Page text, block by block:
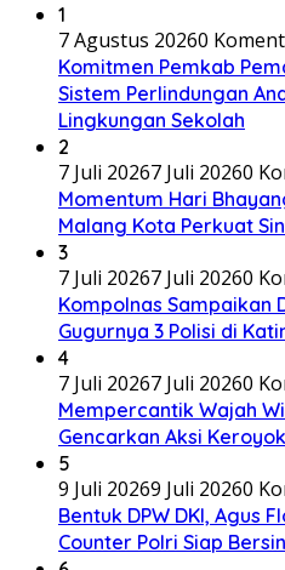
1
7 Agustus 20260
Komitmen Pemkab
Sistem Perlindungan
Lingkungan Sekolah
2
7 Juli 20267 Juli 20260
Momentum Hari
Malang Kota Perkuat
3
7 Juli 20267 Juli 20260
Kompolnas Sampaikan
Gugurnya 3 Polisi di
4
7 Juli 20267 Juli 20260
Mempercantik Wajah
Gencarkan Aksi
5
9 Juli 20269 Juli 20260
Bentuk DPW DKI, Agus
Counter Polri Siap